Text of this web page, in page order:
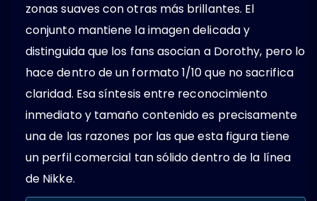
zonas suaves con otras más brillantes. El
conjunto mantiene la imagen delicada y
distinguida que los fans asocian a Dorothy, pero lo
hace dentro de un formato 1/10 que no sacrifica
claridad. Esa síntesis entre reconocimiento
inmediato y tamaño contenido es precisamente
una de las razones por las que esta figura tiene
un perfil comercial tan sólido dentro de la línea
de Nikke.